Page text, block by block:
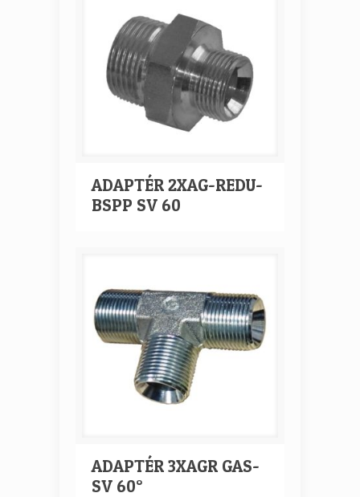
ADAPTÉR 2XAG-REDU-
BSPP SV 60
ADAPTÉR 3XAGR GAS-
SV 60°